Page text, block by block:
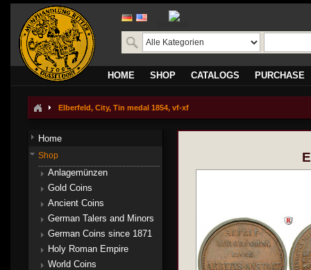
translate
HOME SHOP CATALOGS PURCHASE
Elberfeld, City, Tin medal 1854, vf-xf
Home
Shop
Anlagemünzen
Gold Coins
Ancient Coins
German Talers and Minors
German Coins since 1871
Holy Roman Empire
World Coins